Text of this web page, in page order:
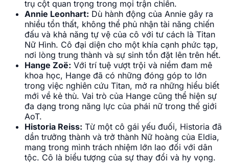
trụ cột quan trọng trong mọi trận chiến.
Annie Leonhart: Dù hành động của Annie gây ra
nhiều tổn thất, không thể phủ nhận tài năng chiến
đấu và khả năng tự vệ của cô với tư cách là Titan
Nữ Hình. Cô đại diện cho một khía cạnh phức tạp,
nơi lòng trung thành và sự sinh tồn đặt lên trên hết.
Hange Zoë: Với trí tuệ vượt trội và niềm đam mê
khoa học, Hange đã có những đóng góp to lớn
trong việc nghiên cứu Titan, mở ra những hiểu biết
mới về kẻ thù. Vai trò của Hange cũng thể hiện sự
đa dạng trong năng lực của phái nữ trong thế giới
AoT.
Historia Reiss: Từ một cô gái yếu đuối, Historia đã
dần trưởng thành và trở thành Nữ hoàng của Eldia,
mang trong mình trách nhiệm lớn lao đối với dân
tộc. Cô là biểu tượng của sự thay đổi và hy vọng.